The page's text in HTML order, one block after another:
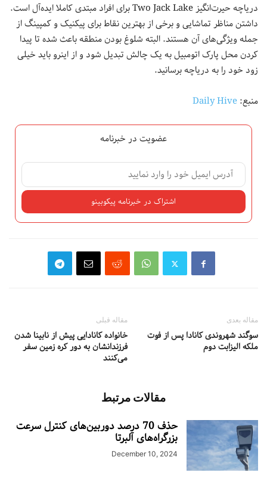
دریاچه حیرت‌انگیز Two Jack Lake برای افراد مبتدی کاملا ایده‌آل است.
داشتن مناظر تماشایی و برخی از بهترین نقاط برای پیکنیک و کمپینگ از
جمله ویژگی‌های آن هستند. البته شلوغ بودن منطقه باعث شده تا پیدا
کردن محل پارک اتومبیل به یک چالش تبدیل شود و از اینرو باید خیلی
زود خود را به دریاچه برسانید.
منبع:Daily Hive
عضویت در خبرنامه
مقاله قبلی
خانواده کانادایی پیش از نابینا شدن
فرزندانشان به دور کره زمین سفر
می‌کنند
مقاله بعدی
سوگند شهروندی کانادا پس از فوت
ملکه الیزابت دوم
مقالات مرتبط
حذف 70 درصد دوربین‌های کنترل سرعت
بزرگراه‌های آلبرتا
December 10, 2024